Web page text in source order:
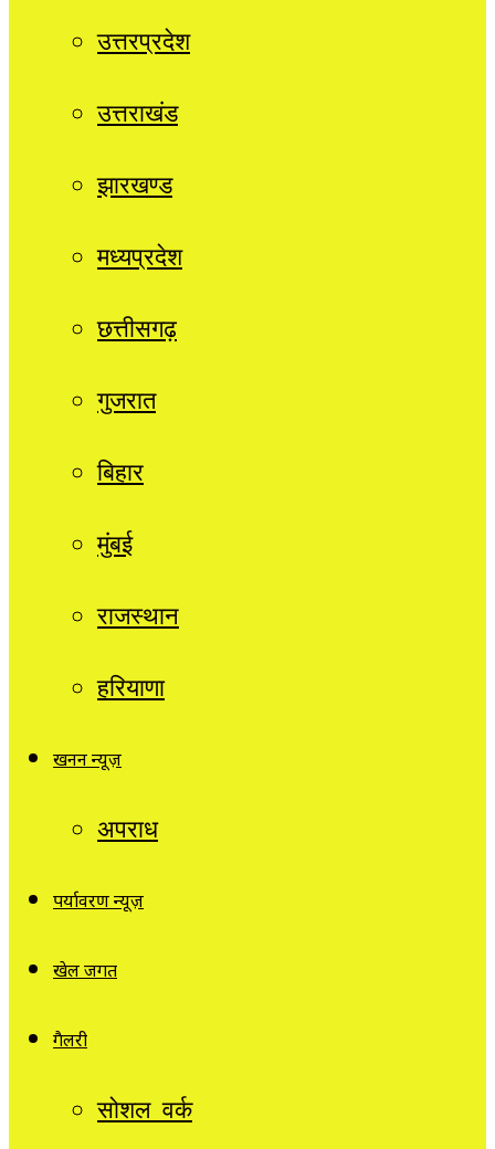
उत्तरप्रदेश
उत्तराखंड
झारखण्ड
मध्यप्रदेश
छत्तीसगढ़
गुजरात
बिहार
मुंबई
राजस्थान
हरियाणा
खनन न्यूज़
अपराध
पर्यावरण न्यूज़
खेल जगत
गैलरी
सोशल वर्क